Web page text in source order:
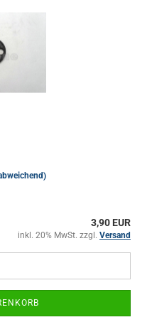
3,90 EUR
inkl. 20% MwSt. zzgl. Versand